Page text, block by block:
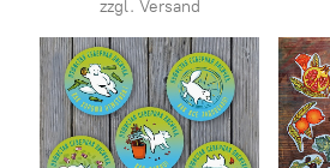
zzgl. Versand